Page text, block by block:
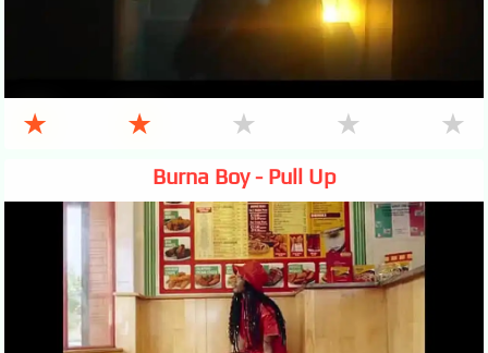
★ ★ ★ ★ ★
Burna Boy - Pull Up